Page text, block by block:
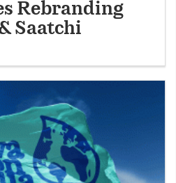
Rebranding
Saatchi